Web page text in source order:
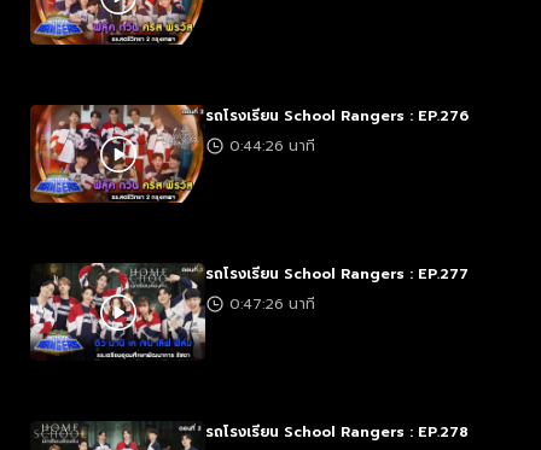
รถโรงเรียน School Rangers : EP.276
0:44:26 นาที
รถโรงเรียน School Rangers : EP.277
0:47:26 นาที
รถโรงเรียน School Rangers : EP.278